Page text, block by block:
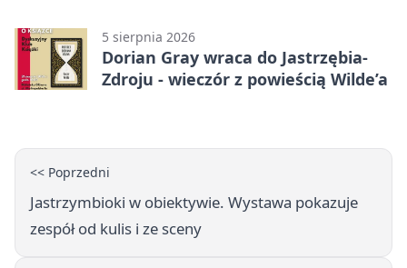
5 sierpnia 2026
Dorian Gray wraca do Jastrzębia-
Zdroju - wieczór z powieścią Wilde’a
<< Poprzedni
Jastrzymbioki w obiektywie. Wystawa pokazuje
zespół od kulis i ze sceny